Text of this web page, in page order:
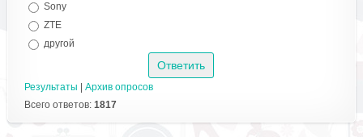
Sony
ZTE
другой
Результаты
Архив опросов
Всего ответов: 1817